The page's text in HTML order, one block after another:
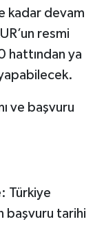
kadar devam
resmi
hattından ya
ve başvuru
Türkiye
başvuru tarihi